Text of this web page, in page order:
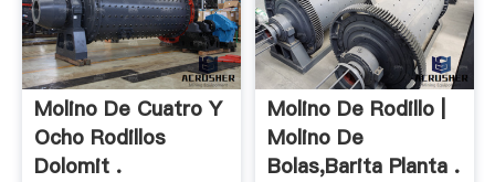
Molino De Cuatro Y
Ocho Rodillos
Dolomit .
Molino De Rodillo |
Molino De
Bolas,Barita Planta .